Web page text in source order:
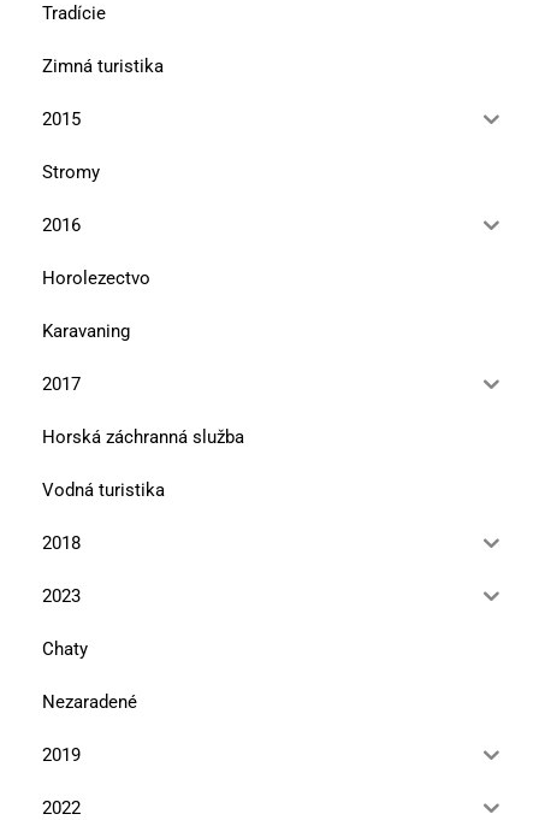
Tradície
Zimná turistika
2015
Stromy
2016
Horolezectvo
Karavaning
2017
Horská záchranná služba
Vodná turistika
2018
2023
Chaty
Nezaradené
2019
2022